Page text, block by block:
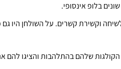
בלופ אינסופי.
וקשירת קשרים. על השולחן היו גם
שלהם בהתלהבות והציגו להם